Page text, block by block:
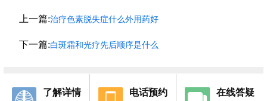
上一篇:治疗色素脱失症什么外用药好
下一篇:白斑霜和光疗先后顺序是什么
了解详情 电话预约 在线答疑